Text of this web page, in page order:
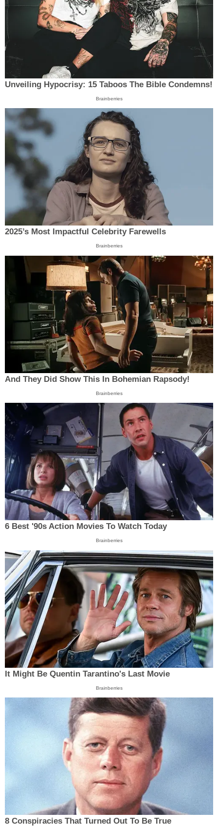
Unveiling Hypocrisy: 15 Taboos The Bible Condemns!
Brainberries
2025’s Most Impactful Celebrity Farewells
Brainberries
And They Did Show This In Bohemian Rapsody!
Brainberries
6 Best '90s Action Movies To Watch Today
Brainberries
It Might Be Quentin Tarantino's Last Movie
Brainberries
8 Conspiracies That Turned Out To Be True